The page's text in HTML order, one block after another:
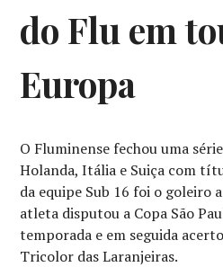
do Flu em
Europa
O Fluminense fechou uma
Holanda, Itália e Suiça com
da equipe Sub 16 foi o goleiro
atleta disputou a Copa São
temporada e em seguida
Tricolor das Laranjeiras.